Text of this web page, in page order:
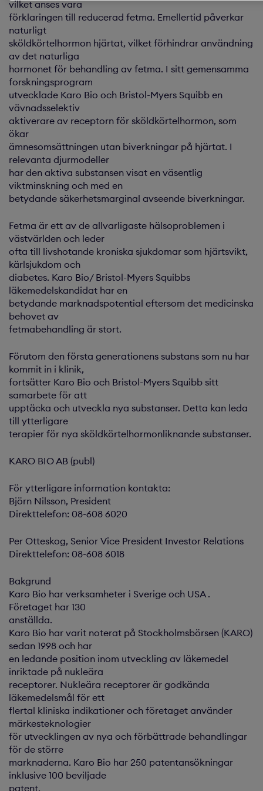
vilket anses vara
förklaringen till reducerad fetma. Emellertid påverkar
naturligt
sköldkörtelhormon hjärtat, vilket förhindrar användning
av det naturliga
hormonet för behandling av fetma. I sitt gemensamma
forskningsprogram
utvecklade Karo Bio och Bristol-Myers Squibb en
vävnadsselektiv
aktiverare av receptorn för sköldkörtelhormon, som
ökar
ämnesomsättningen utan biverkningar på hjärtat. I
relevanta djurmodeller
har den aktiva substansen visat en väsentlig
viktminskning och med en
betydande säkerhetsmarginal avseende biverkningar.
Fetma är ett av de allvarligaste hälsoproblemen i
västvärlden och leder
ofta till livshotande kroniska sjukdomar som hjärtsvikt,
kärlsjukdom och
diabetes. Karo Bio/ Bristol-Myers Squibbs
läkemedelskandidat har en
betydande marknadspotential eftersom det medicinska
behovet av
fetmabehandling är stort.
Förutom den första generationens substans som nu har
kommit in i klinik,
fortsätter Karo Bio och Bristol-Myers Squibb sitt
samarbete för att
upptäcka och utveckla nya substanser. Detta kan leda
till ytterligare
terapier för nya sköldkörtelhormonliknande substanser.
KARO BIO AB (publ)
För ytterligare information kontakta:
Björn Nilsson, President
Direkttelefon: 08-608 6020
Per Otteskog, Senior Vice President Investor Relations
Direkttelefon: 08-608 6018
Bakgrund
Karo Bio har verksamheter i Sverige och USA .
Företaget har 130
anställda.
Karo Bio har varit noterat på Stockholmsbörsen (KARO)
sedan 1998 och har
en ledande position inom utveckling av läkemedel
inriktade på nukleära
receptorer. Nukleära receptorer är godkända
läkemedelsmål för ett
flertal kliniska indikationer och företaget använder
märkesteknologier
för utvecklingen av nya och förbättrade behandlingar
för de större
marknaderna. Karo Bio har 250 patentansökningar
inklusive 100 beviljade
patent.